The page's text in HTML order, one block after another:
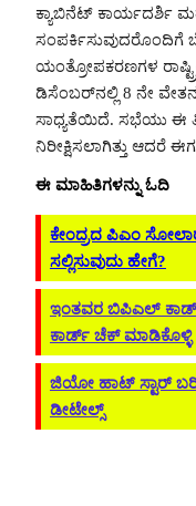
ಕ್ಯಾಬಿನೆಟ್ ಕಾರ್ಯದರ್ಶಿ
ಸಂಪರ್ಕಿಸುವುದರೊಂದಿಗೆ
ಯಂತ್ರೋಪಕರಣಗಳ
ಡಿಸೆಂಬರ್‌ನಲ್ಲಿ 8 ನೇ
ಸಾಧ್ಯತೆಯಿದೆ. ಸಭೆಯು ಈ
ನಿರೀಕ್ಷಿಸಲಾಗಿತ್ತು ಆದರೆ
ಈ ಮಾಹಿತಿಗಳನ್ನು ಓದಿ
ಕೇಂದ್ರದ ಪಿಎಂ
ಸಲ್ಲಿಸುವುದು ಹೇಗೆ?
ಇಂತವರ ಬಿಪಿಎಲ್​
ಕಾರ್ಡ್ ಚೆಕ್ ಮಾಡಿಕೊಳ್ಳಿ
ಜಿಯೋ ಹಾಟ್ ಸ್ಟಾರ್
ಡೀಟೇಲ್ಸ್